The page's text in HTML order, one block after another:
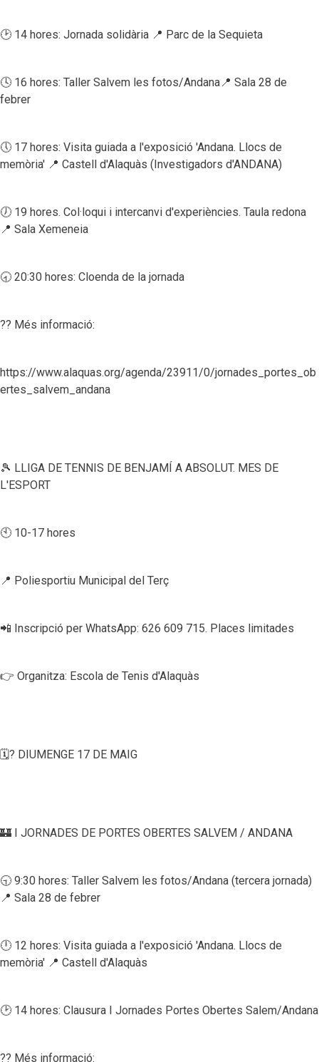
🕑 14 hores: Jornada solidària 📍 Parc de la Sequieta
🕓 16 hores: Taller Salvem les fotos/Andana📍 Sala 28 de
febrer
🕔 17 hores: Visita guiada a l'exposició 'Andana. Llocs de
memòria' 📍 Castell d'Alaquàs (Investigadors d'ANDANA)
🕖 19 hores. Col·loqui i intercanvi d'experiències. Taula redona
📍 Sala Xemeneia
🕣 20:30 hores: Cloenda de la jornada
?? Més informació:
https://www.alaquas.org/agenda/23911/0/jornades_portes_ob
ertes_salvem_andana
🎾 LLIGA DE TENNIS DE BENJAMÍ A ABSOLUT. MES DE
L'ESPORT
🕙 10-17 hores
📍 Poliesportiu Municipal del Terç
📲 Inscripció per WhatsApp: 626 609 715. Places limitades
👉 Organitza: Escola de Tenis d'Alaquàs
🗓? DIUMENGE 17 DE MAIG
🏰 I JORNADES DE PORTES OBERTES SALVEM / ANDANA
🕤 9:30 hores: Taller Salvem les fotos/Andana (tercera jornada)
📍 Sala 28 de febrer
🕛 12 hores: Visita guiada a l'exposició 'Andana. Llocs de
memòria' 📍 Castell d'Alaquàs
🕑 14 hores: Clausura I Jornades Portes Obertes Salem/Andana
?? Més informació: